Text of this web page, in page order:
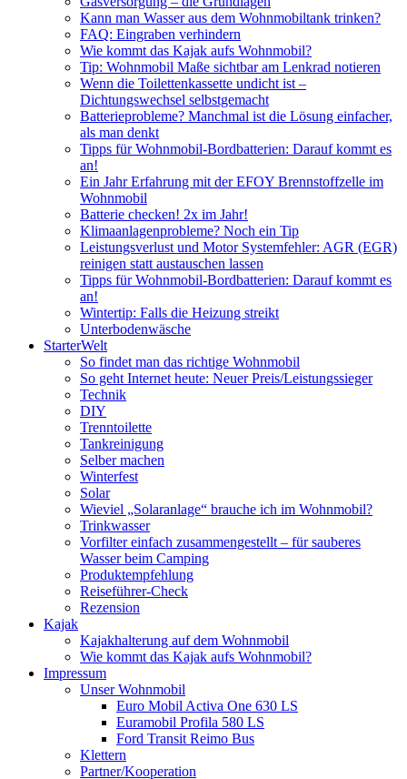
Kann man Wasser aus dem Wohnmobiltank trinken?
FAQ: Eingraben verhindern
Wie kommt das Kajak aufs Wohnmobil?
Tip: Wohnmobil Maße sichtbar am Lenkrad notieren
Wenn die Toilettenkassette undicht ist –
Dichtungswechsel selbstgemacht
Batterieprobleme? Manchmal ist die Lösung einfacher,
als man denkt
Tipps für Wohnmobil-Bordbatterien: Darauf kommt es
an!
Ein Jahr Erfahrung mit der EFOY Brennstoffzelle im
Wohnmobil
Batterie checken! 2x im Jahr!
Klimaanlagenprobleme? Noch ein Tip
Leistungsverlust und Motor Systemfehler: AGR (EGR)
reinigen statt austauschen lassen
Tipps für Wohnmobil-Bordbatterien: Darauf kommt es
an!
Wintertip: Falls die Heizung streikt
Unterbodenwäsche
StarterWelt
So findet man das richtige Wohnmobil
So geht Internet heute: Neuer Preis/Leistungssieger
Technik
DIY
Trenntoilette
Tankreinigung
Selber machen
Winterfest
Solar
Wieviel „Solaranlage“ brauche ich im Wohnmobil?
Trinkwasser
Vorfilter einfach zusammengestellt – für sauberes
Wasser beim Camping
Produktempfehlung
Reiseführer-Check
Rezension
Kajak
Kajakhalterung auf dem Wohnmobil
Wie kommt das Kajak aufs Wohnmobil?
Impressum
Unser Wohnmobil
Euro Mobil Activa One 630 LS
Euramobil Profila 580 LS
Ford Transit Reimo Bus
Klettern
Partner/Kooperation